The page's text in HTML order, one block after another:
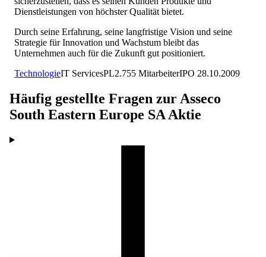
Dienstleistungen von höchster Qualität bietet.
Durch seine Erfahrung, seine langfristige Vision und seine
Strategie für Innovation und Wachstum bleibt das
Unternehmen auch für die Zukunft gut positioniert.
TechnologieIT ServicesPL2.755 MitarbeiterIPO 28.10.2009
Häufig gestellte Fragen zur Asseco
South Eastern Europe SA Aktie